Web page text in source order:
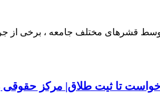
قشرهای مختلف جامعه ، برخی از
تا ثیت طلاق| مرکز حقوقی